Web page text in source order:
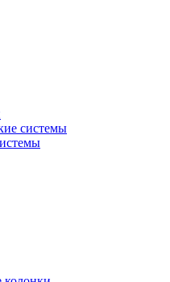
системы